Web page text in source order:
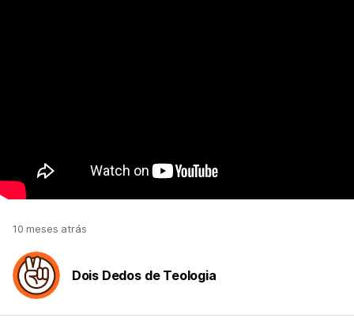
10 meses atrás
Dois Dedos de Teologia